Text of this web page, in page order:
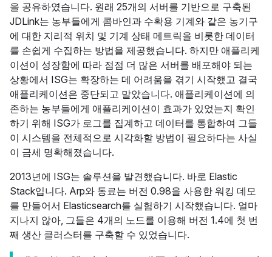
을 공유하였습니다. 원래 25개의 서버를 기반으로 구축된
JDLink는 농부들에게 콤바인과 수확용 기계와 같은 농기구
에 대한 지리적 위치 및 기계 상태 메트릭을 비롯한 데이터
를 손쉽게 수집하는 방법을 제공했습니다. 하지만 애플리케
이션이 성장함에 따라 점점 더 많은 서버를 배포해야 되는
상황에서 ISG는 확장하는 데 어려움을 겪기 시작했고 결국
애플리케이션은 중단되고 말았습니다. 애플리케이션에 의
존하는 농부들에게 애플리케이션이 효과가 있었는지 확인
하기 위해 ISG가 로그를 집계하고 데이터를 통합하여 그들
이 시스템을 전체적으로 시각화할 방법이 필요하다는 사실
이 금세 명확해졌습니다.
2013년에 ISG는 솔루션을 발견했습니다. 바로 Elastic
Stack입니다. Arp와 동료는 버전 0.98을 사용한 워킹 데모
를 만들어서 Elasticsearch를 실험하기 시작했습니다. 얼마
지나지 않아, 그들은 4개의 노드를 이용해 버전 1.4에 첫 번
째 생산 클러스터를 구축할 수 있었습니다.